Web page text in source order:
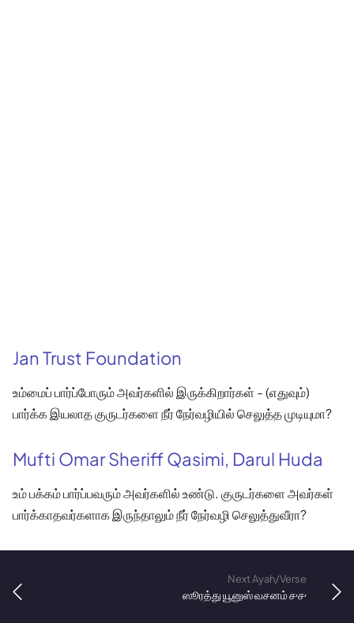
Jan Trust Foundation
உம்மைப் பார்ப்போரும் அவர்களில் இருக்கிறார்கள் - (எதுவும்)
பார்க்க இயலாத குருடர்களை நீர் நேர்வழியில் செலுத்த முடியுமா?
Mufti Omar Sheriff Qasimi, Darul Huda
உம் பக்கம் பார்ப்பவரும் அவர்களில் உண்டு. குருடர்களை அவர்கள்
பார்க்காதவர்களாக இருந்தாலும் நீர் நேர்வழி செலுத்துவீரா?
Next Ayah/Verse
ஸூரத்து யூனுஸ் வசனம் ௪௪